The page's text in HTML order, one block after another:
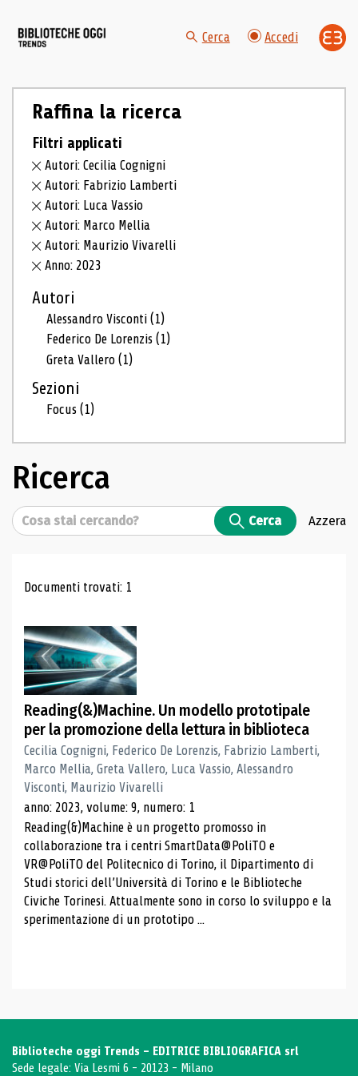
Cerca Accedi
Raffina la ricerca
Filtri applicati
Autori: Cecilia Cognigni
Autori: Fabrizio Lamberti
Autori: Luca Vassio
Autori: Marco Mellia
Autori: Maurizio Vivarelli
Anno: 2023
Autori
Alessandro Visconti(1)
Federico De Lorenzis(1)
Greta Vallero(1)
Sezioni
Focus(1)
Ricerca
Cerca Cerca Azzera
Risultati di ricerca
Documenti trovati: 1
Reading(&)Machine. Un modello prototipale
per la promozione della lettura in biblioteca
Cecilia Cognigni, Federico De Lorenzis, Fabrizio Lamberti,
Marco Mellia, Greta Vallero, Luca Vassio, Alessandro
Visconti, Maurizio Vivarelli
anno: 2023, volume: 9, numero: 1
Reading(&)Machine è un progetto promosso in
collaborazione tra i centri SmartData@PoliTO e
VR@PoliTO del Politecnico di Torino, il Dipartimento di
Studi storici dell’Università di Torino e le Biblioteche
Civiche Torinesi. Attualmente sono in corso lo sviluppo e la
sperimentazione di un prototipo ...
Biblioteche oggi Trends - EDITRICE BIBLIOGRAFICA srl
Sede legale: Via Lesmi 6 - 20123 - Milano